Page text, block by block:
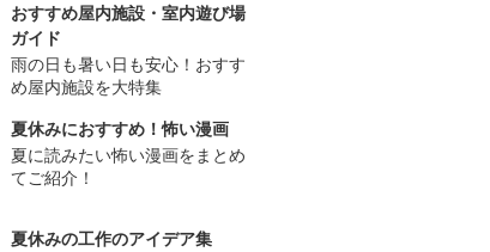
おすすめ屋内施設・室内遊び場
ガイド
雨の日も暑い日も安心！おすす
め屋内施設を大特集
夏休みにおすすめ！怖い漫画
夏に読みたい怖い漫画をまとめ
てご紹介！
夏休みの工作のアイデア集